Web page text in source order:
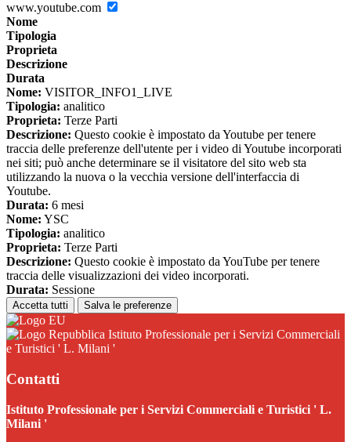
www.youtube.com
Nome
Tipologia
Proprieta
Descrizione
Durata
Nome: VISITOR_INFO1_LIVE
Tipologia: analitico
Proprieta: Terze Parti
Descrizione: Questo cookie è impostato da Youtube per tenere
traccia delle preferenze dell'utente per i video di Youtube incorporati
nei siti; può anche determinare se il visitatore del sito web sta
utilizzando la nuova o la vecchia versione dell'interfaccia di
Youtube.
Durata: 6 mesi
Nome: YSC
Tipologia: analitico
Proprieta: Terze Parti
Descrizione: Questo cookie è impostato da YouTube per tenere
traccia delle visualizzazioni dei video incorporati.
Durata: Sessione
Accetta tutti Salva le preferenze
Istituto Professionale per i Servizi Commerciali
e Turistici ' L. Milani '
Contatti
Istituto Professionale per i Servizi Commerciali e Turistici ' L.
Milani '